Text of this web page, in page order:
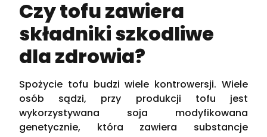
Czy tofu zawiera
składniki szkodliwe
dla zdrowia?
Spożycie tofu budzi wiele kontrowersji. Wiele
osób sądzi, przy produkcji tofu jest
wykorzystywana soja modyfikowana
genetycznie, która zawiera substancje